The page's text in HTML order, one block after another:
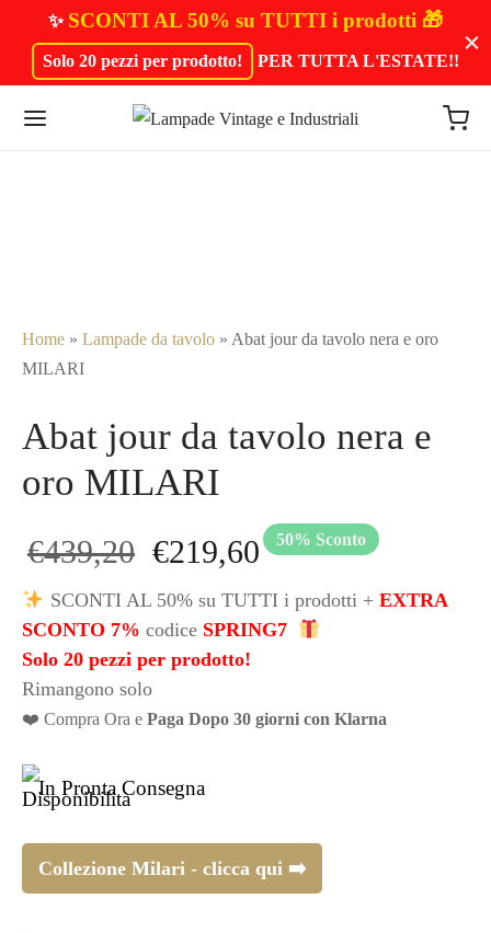
✨ SCONTI AL 50% su TUTTI i prodotti 🎁
Solo 20 pezzi per prodotto! PER TUTTA L'ESTATE!!
Home » Lampade da tavolo » Abat jour da tavolo nera e oro
MILARI
Abat jour da tavolo nera e
oro MILARI
50% Sconto
€439,20 Il prezzo
originale
era:
€439,20.
€219,60Il prezzo
attuale
€219,60.
SCONTI AL 50% su TUTTI i prodotti + EXTRA
SCONTO 7% codice SPRING7
Solo 20 pezzi per prodotto!
Rimangono solo
❤️ Compra Ora e Paga Dopo 30 giorni con Klarna
In Pronta Consegna
Collezione Milari - clicca qui ➡️